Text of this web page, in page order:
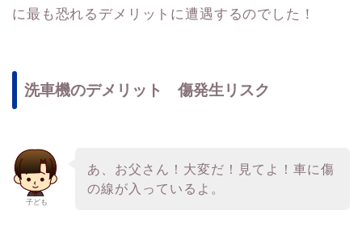
に最も恐れるデメリットに遭遇するのでした！
洗車機のデメリット 傷発生リスク
子ども
あ、お父さん！大変だ！見てよ！車に傷
の線が入っているよ。